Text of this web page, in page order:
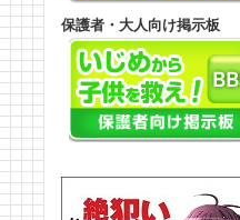
保護者・大人向け掲示板